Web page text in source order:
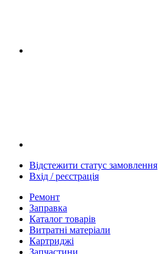
Відстежити статус замовлення
Вхід / реєстрація
Ремонт
Заправка
Каталог товарів
Витратні матеріали
Картриджі
Запчастини